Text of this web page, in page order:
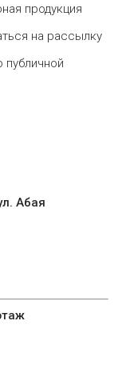
продукция
на рассылку
публичной
Абая